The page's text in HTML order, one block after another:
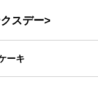
スデー>
ーキ